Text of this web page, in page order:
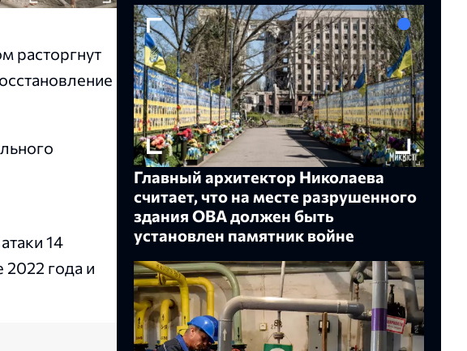
расторгнут
14
года и
Главный архитектор Николаева
считает, что на месте разрушенного
здания ОВА должен быть
установлен памятник войне